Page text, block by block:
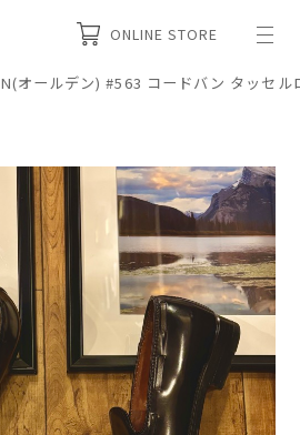
ONLINE STORE
オールデン) #563 コードバン タッセル